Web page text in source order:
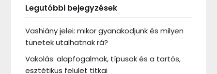
Legutóbbi bejegyzések
Vashiány jelei: mikor gyanakodjunk és milyen
tünetek utalhatnak rá?
Vakolás: alapfogalmak, típusok és a tartós,
esztétikus felület titkai